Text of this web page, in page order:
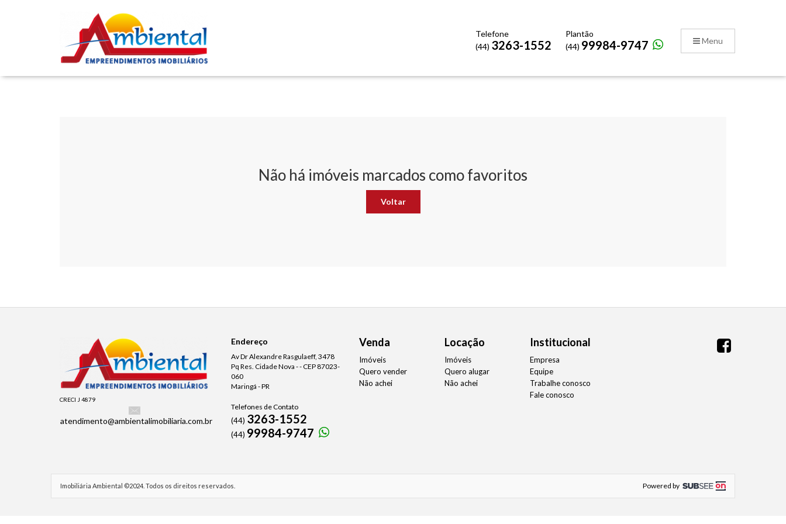
Menu
Telefone
(44) 3263-1552
Plantão
(44) 99984-9747
Não há imóveis marcados como favoritos
Voltar
CRECI J 4879
atendimento@ambientalimobiliaria.com.br
Endereço
Av Dr Alexandre Rasgulaeff, 3478
Pq Res. Cidade Nova - - CEP 87023-
060
Maringá - PR
Telefones de Contato
(44) 3263-1552
(44) 99984-9747
Venda
Imóveis
Quero vender
Não achei
Locação
Imóveis
Quero alugar
Não achei
Institucional
Empresa
Equipe
Trabalhe conosco
Fale conosco
Imobiliária Ambiental ©2024. Todos os direitos reservados. Powered by